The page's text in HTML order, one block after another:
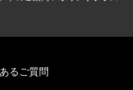
るご質問